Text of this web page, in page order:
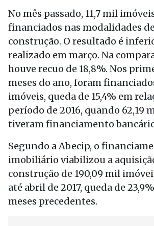
No mês passado, 11,7 mil
financiados nas modalidades
construção. O resultado é
realizado em março. Na
houve recuo de 18,8%. Nos
meses do ano, foram
imóveis, queda de 15,4% em
período de 2016, quando 62,19
tiveram financiamento
Segundo a Abecip, o
imobiliário viabilizou a
construção de 190,09 mil
até abril de 2017, queda de
meses precedentes.